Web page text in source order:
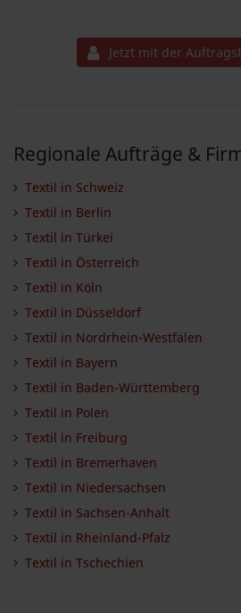
Jetzt mit der
Regionale Aufträge &
Textil in Schweiz
Textil in Berlin
Textil in Türkei
Textil in Österreich
Textil in Köln
Textil in Düsseldorf
Textil in Nordrhein-Westfalen
Textil in Bayern
Textil in Baden-Württemberg
Textil in Polen
Textil in Freiburg
Textil in Bremerhaven
Textil in Niedersachsen
Textil in Sachsen-Anhalt
Textil in Rheinland-Pfalz
Textil in Tschechien